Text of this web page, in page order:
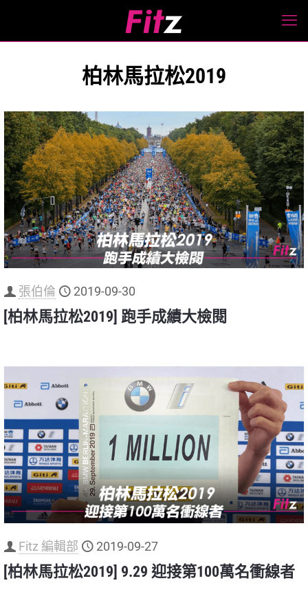
柏林馬拉松2019
張伯倫 2019-09-30
[柏林馬拉松2019] 跑手成績大檢閱
Fitz 編輯部 2019-09-27
[柏林馬拉松2019] 9.29 迎接第100萬名衝線者